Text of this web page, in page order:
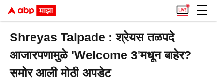
Shreyas Talpade : श्रेयस तळपदे
आजारपणामुळे 'Welcome 3'मधून बाहेर?
समोर आली मोठी अपडेट